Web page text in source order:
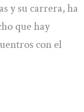
y su carrera, ha
que hay
con el